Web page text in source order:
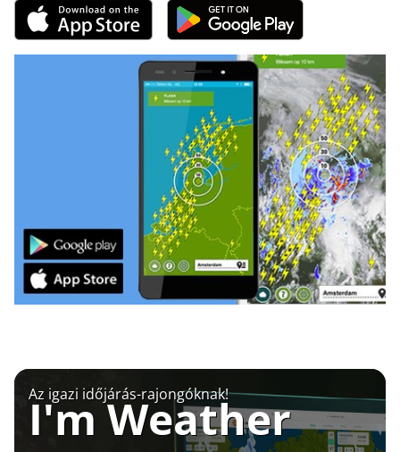
Az igazi időjárás-rajongóknak!
I'm Weather